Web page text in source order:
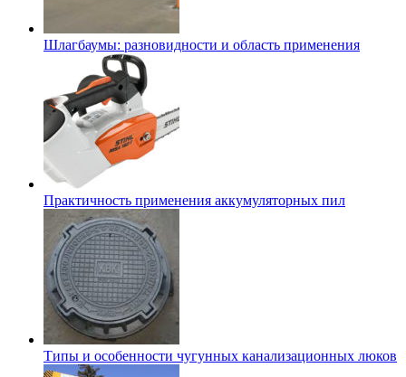
Шлагбаумы: разновидности и область применения
Практичность применения аккумуляторных пил
Типы и особенности чугунных канализационных люков